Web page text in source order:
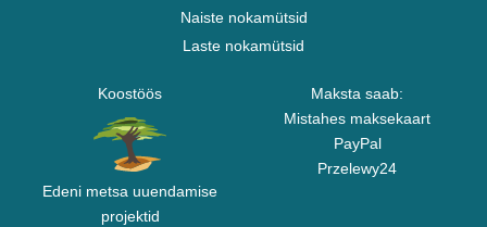
Naiste nokamütsid
Laste nokamütsid
Koostöös
Edeni metsa uuendamise
projektid
Maksta saab:
Mistahes maksekaart
PayPal
Przelewy24